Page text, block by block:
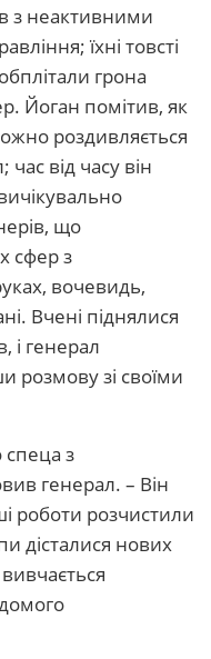
з неактивними
їхні товсті
грона
Йоган помітив, як
роздивляється
від часу він
що
сфер з
вочевидь,
Вчені піднялися
і генерал
розмову зі своїми
спеца з
генерал. – Він
роботи розчистили
дісталися нових